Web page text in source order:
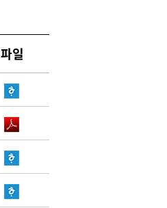
파일